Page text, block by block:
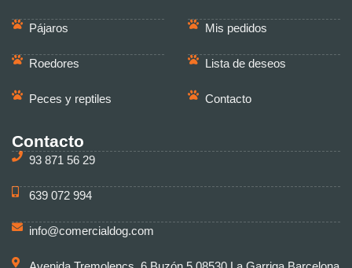
Pájaros
Roedores
Peces y reptiles
Mis pedidos
Lista de deseos
Contacto
Contacto
93 871 56 29
639 072 994
info@comercialdog.com